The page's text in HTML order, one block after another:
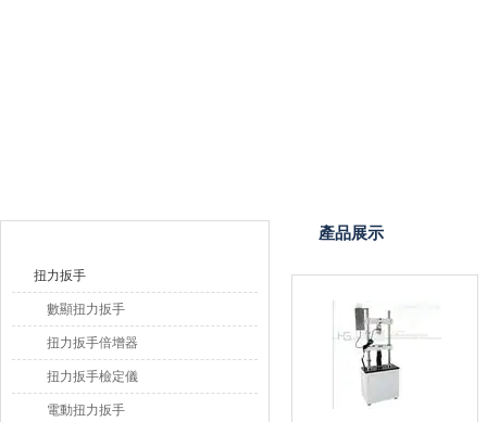
扭力扳手
數顯扭力扳手
扭力扳手倍增器
扭力扳手檢定儀
電動扭力扳手
產品展示